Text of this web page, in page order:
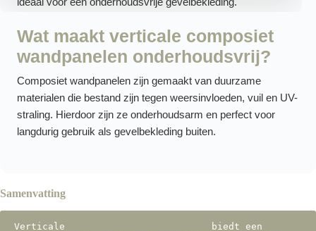
Wat maakt verticale composiet
wandpanelen onderhoudsvrij?
Composiet wandpanelen zijn gemaakt van duurzame
materialen die bestand zijn tegen weersinvloeden, vuil en UV-
straling. Hierdoor zijn ze onderhoudsarm en perfect voor
langdurig gebruik als gevelbekleding buiten.
Samenvatting
Verticale
biedt een